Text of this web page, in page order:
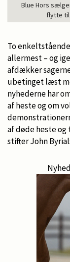
Blue Hors
flytte til
To
allermest – og
afdækker
ubetinget læst
nyhederne har
af heste og om
af døde heste
stifter John